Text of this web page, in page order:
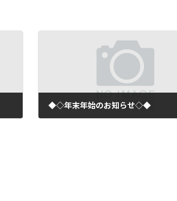
◆◇年末年始のお知らせ◇◆